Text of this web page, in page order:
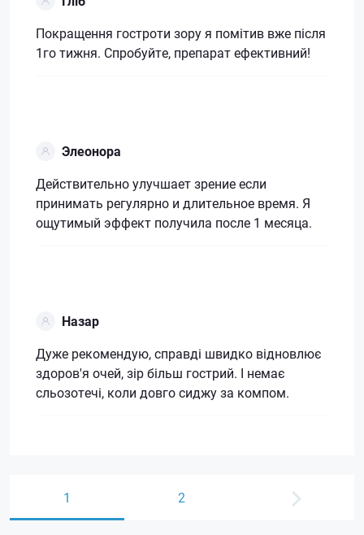
Покращення гостроти зору я помітив вже після
1го тижня. Спробуйте, препарат ефективний!
Элеонора
Действительно улучшает зрение если
принимать регулярно и длительное время. Я
ощутимый эффект получила после 1 месяца.
Назар
Дуже рекомендую, справді швидко відновлює
здоров'я очей, зір більш гострий. І немає
сльозотечі, коли довго сиджу за компом.
1 2